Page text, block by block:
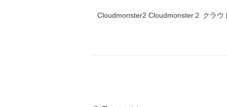
Cloudmonster2 Cloudmonster２ クラウ